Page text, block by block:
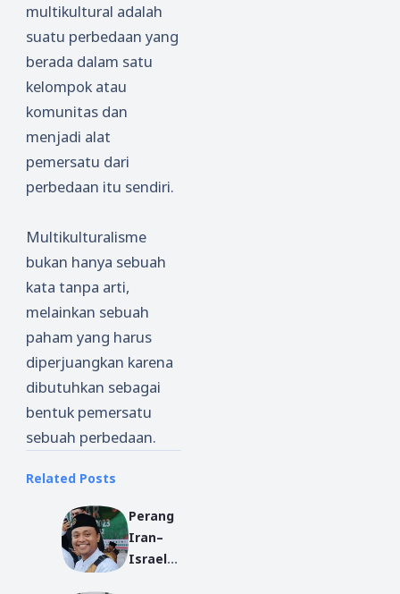
multikultural adalah
suatu perbedaan yang
berada dalam satu
kelompok atau
komunitas dan
menjadi alat
pemersatu dari
perbedaan itu sendiri.
Multikulturalisme
bukan hanya sebuah
kata tanpa arti,
melainkan sebuah
paham yang harus
diperjuangkan karena
dibutuhkan sebagai
bentuk pemersatu
sebuah perbedaan.
Related Posts
Perang
Iran–
Israel: